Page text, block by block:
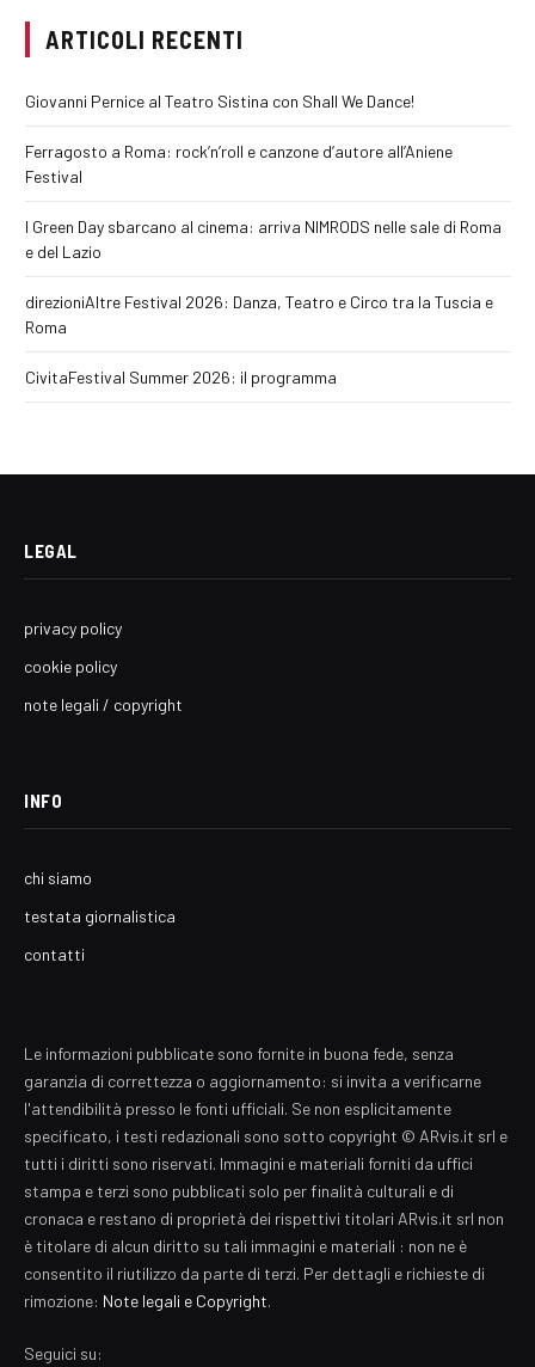
ARTICOLI RECENTI
Giovanni Pernice al Teatro Sistina con Shall We Dance!
Ferragosto a Roma: rock’n’roll e canzone d’autore all’Aniene
Festival
I Green Day sbarcano al cinema: arriva NIMRODS nelle sale di Roma
e del Lazio
direzioniAltre Festival 2026: Danza, Teatro e Circo tra la Tuscia e
Roma
CivitaFestival Summer 2026: il programma
LEGAL
privacy policy
cookie policy
note legali / copyright
INFO
chi siamo
testata giornalistica
contatti
Le informazioni pubblicate sono fornite in buona fede, senza
garanzia di correttezza o aggiornamento: si invita a verificarne
l'attendibilità presso le fonti ufficiali. Se non esplicitamente
specificato, i testi redazionali sono sotto copyright © ARvis.it srl e
tutti i diritti sono riservati. Immagini e materiali forniti da uffici
stampa e terzi sono pubblicati solo per finalità culturali e di
cronaca e restano di proprietà dei rispettivi titolari ARvis.it srl non
è titolare di alcun diritto su tali immagini e materiali : non ne è
consentito il riutilizzo da parte di terzi. Per dettagli e richieste di
rimozione: Note legali e Copyright.
Seguici su: